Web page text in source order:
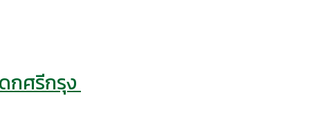
กศรีกรุง